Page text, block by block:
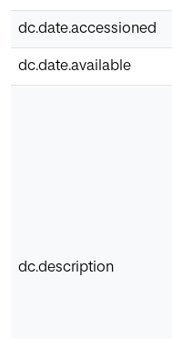
dc.date.accessioned
dc.date.available
dc.description